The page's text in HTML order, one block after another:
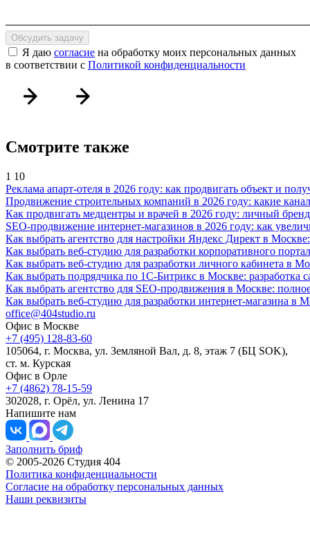
Обсудить задачу
Я даю согласие на обработку моих персональных данных
в соответствии с Политикой конфиденциальности
Смотрите также
1 10
Реклама апарт-отеля в 2026 году: как продвигать объект и
Продвижение строительных компаний в 2026 году: какие
Как продвигать медцентры и врачей в 2026 году: личный
SEO-продвижение интернет-магазинов в 2026 году: как
Как выбрать агентство для настройки Яндекс Директ в
Как выбрать веб-студию для разработки корпоративного
Как выбрать веб-студию для разработки личного кабинета в
Как выбрать подрядчика по 1С-Битрикс в Москве: разработка
Как выбрать агентство для SEO-продвижения в Москве:
Как выбрать веб-студию для разработки интернет-магазина
office@404studio.ru
Офис в Москве
+7 (495) 128-83-60
105064, г. Москва, ул. Земляной Вал, д. 8, этаж 7 (БЦ SOK),
ст. м. Курская
Офис в Орле
+7 (4862) 78-15-59
302028, г. Орёл, ул. Ленина 17
Напишите нам
Заполнить бриф
© 2005-2026 Студия 404
Политика конфиденциальности
Согласие на обработку персональных данных
Наши реквизиты